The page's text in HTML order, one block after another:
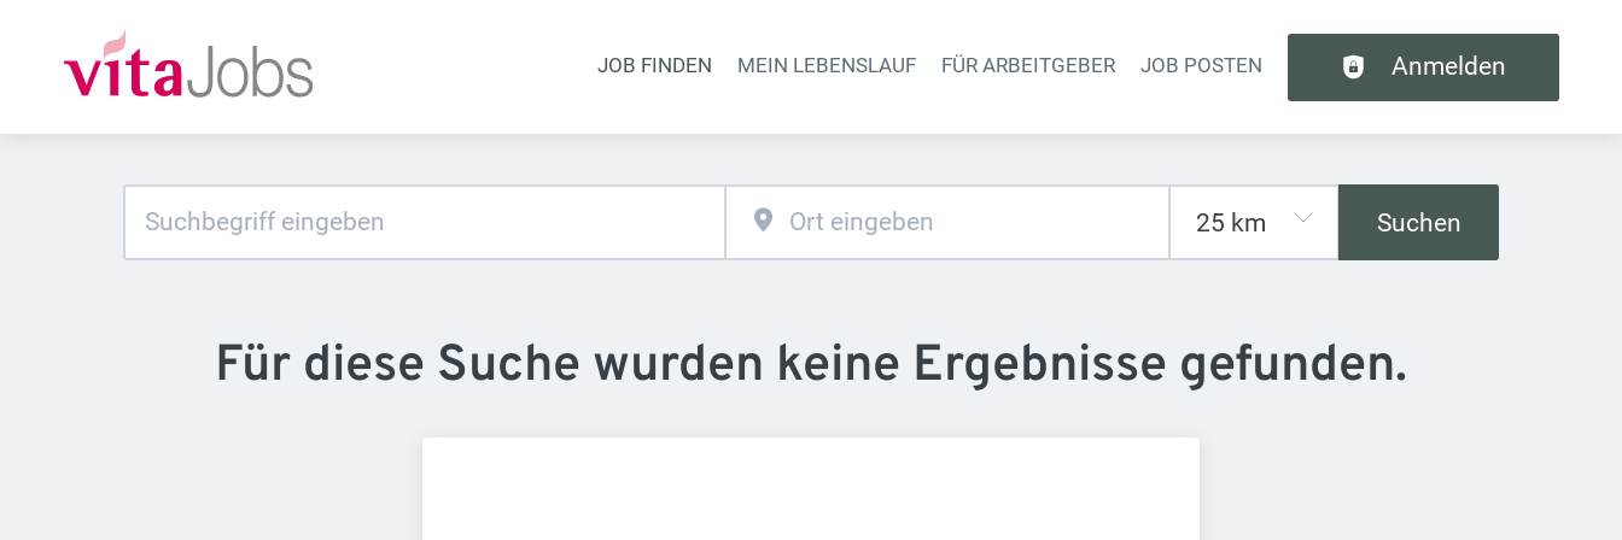
Haupt-Navigation
JOB FINDEN MEIN LEBENSLAUF FÜR ARBEITGEBER JOB POSTEN Anmelden
Suchen
Für diese Suche wurden keine Ergebnisse gefunden.